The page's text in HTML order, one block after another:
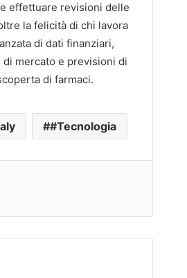
effettuare revisioni delle
la felicità di chi lavora
di dati finanziari,
mercato e previsioni di
di farmaci.
#Tecnologia